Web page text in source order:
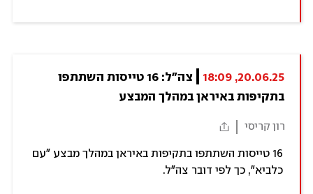
20.06.25, 18:09
בתקיפות באיראן במהלך המבצע
רון קריסי
16 טייסות השתתפו בתקיפות באיראן במהלך מבצע "עם
כלביא", כך לפי דובר צה"ל.